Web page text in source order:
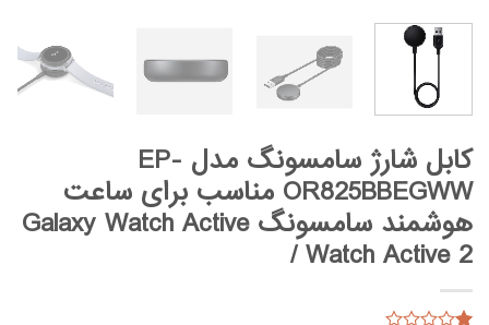
کابل شارژ سامسونگ مدل EP-
OR825BBEGWW مناسب برای ساعت
هوشمند سامسونگ Galaxy Watch Active
/ Watch Active 2